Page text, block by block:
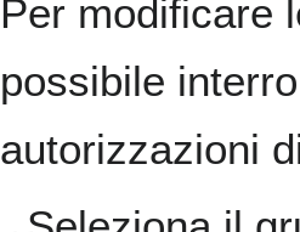
Per modificare
possibile
autorizzazioni